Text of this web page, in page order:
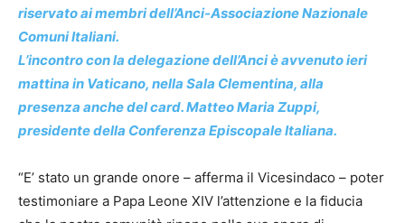
riservato ai membri dell’Anci-Associazione Nazionale
Comuni Italiani.
L’incontro con la delegazione dell’Anci è avvenuto ieri
mattina in Vaticano, nella Sala Clementina, alla
presenza anche del card. Matteo Maria Zuppi,
presidente della Conferenza Episcopale Italiana.
“E’ stato un grande onore – afferma il Vicesindaco – poter
testimoniare a Papa Leone XIV l’attenzione e la fiducia